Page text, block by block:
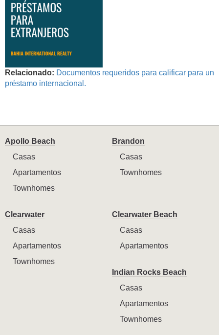
Relacionado: Documentos requeridos para calificar para un
préstamo internacional.
Apollo Beach
Casas
Apartamentos
Townhomes
Brandon
Casas
Townhomes
Clearwater
Casas
Apartamentos
Townhomes
Clearwater Beach
Casas
Apartamentos
Indian Rocks Beach
Casas
Apartamentos
Townhomes